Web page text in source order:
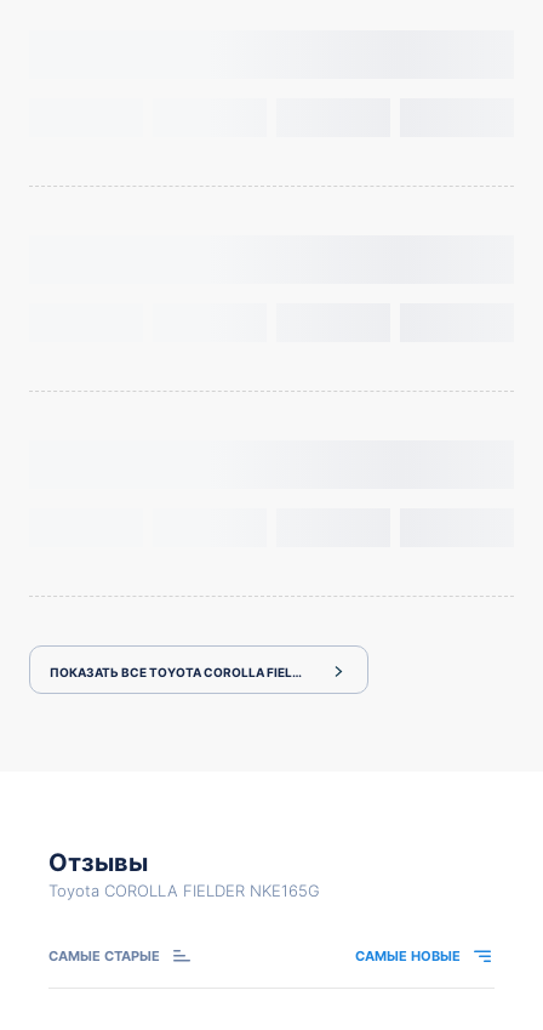
ПОКАЗАТЬ ВСЕ TOYOTA COROLLA FIELDER NKE165G
Отзывы
Toyota COROLLA FIELDER NKE165G
САМЫЕ СТАРЫЕ САМЫЕ НОВЫЕ